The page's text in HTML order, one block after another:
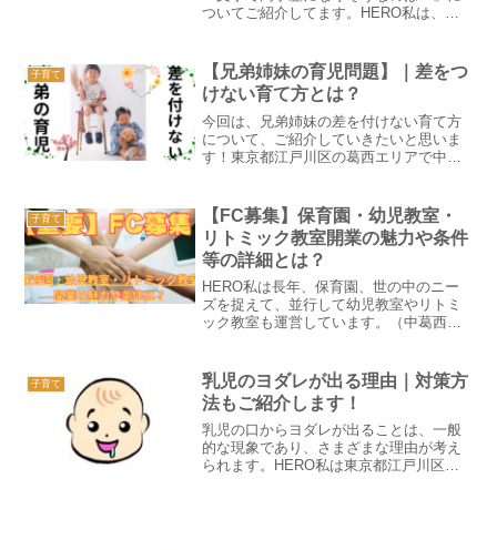
ついてご紹介してます。HERO私は、東
間に生まれる子どもの人数がおおよそ72
万6000千人...
子育て
【兄弟姉妹の育児問題】｜差をつ
けない育て方とは？
今回は、兄弟姉妹の差を付けない育て方
について、ご紹介していきたいと思いま
す！東京都江戸川区の葛西エリアで中葛
最も難しい課題の一つです。特に、兄弟
姉妹の間で差をつけてしま...
子育て
【FC募集】保育園・幼児教室・
リトミック教室開業の魅力や条件
等の詳細とは？
HERO私は長年、保育園、世の中のニー
ズを捉えて、並行して幼児教室やリトミ
ック教室も運営しています。（中葛西幼
方は読み進めてみて下さいね。FC（フラ
ンチャイズ）で募集...
子育て
乳児のヨダレが出る理由｜対策方
法もご紹介します！
乳児の口からヨダレが出ることは、一般
的な現象であり、さまざまな理由が考え
られます。HERO私は東京都江戸川区の